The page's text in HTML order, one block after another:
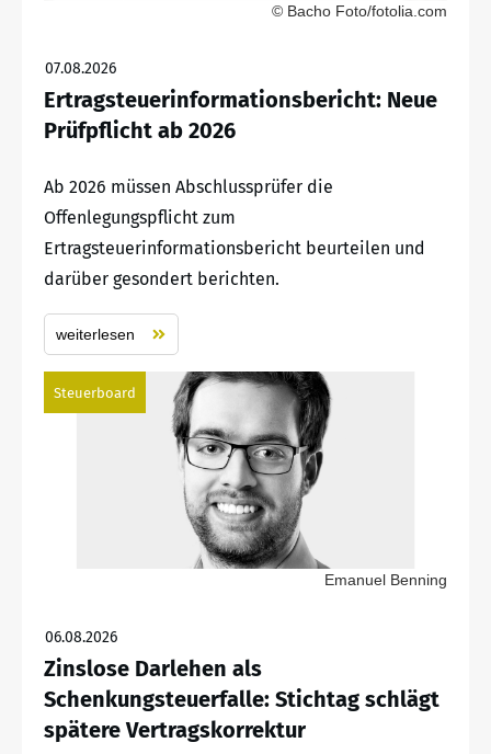
© Bacho Foto/fotolia.com
07.08.2026
Ertragsteuerinformationsbericht: Neue
Prüfpflicht ab 2026
Ab 2026 müssen Abschlussprüfer die
Offenlegungspflicht zum
Ertragsteuerinformationsbericht beurteilen und
darüber gesondert berichten.
weiterlesen
Steuerboard
Emanuel Benning
06.08.2026
Zinslose Darlehen als
Schenkungsteuerfalle: Stichtag schlägt
spätere Vertragskorrektur